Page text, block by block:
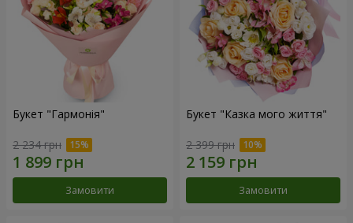
Букет "Гармонія"
2 234 грн
Замовити
Букет "Казка мого життя"
2 399 грн
Замовити